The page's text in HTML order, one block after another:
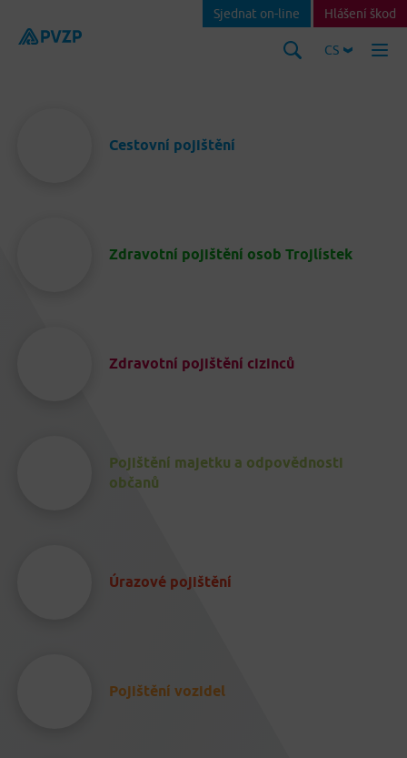
CS
Sjednat on-line Hlášení škod
Cestovní pojištění
Zdravotní pojištění osob Trojlístek
Zdravotní pojištění cizinců
Pojištění majetku a odpovědnosti
občanů
Úrazové pojištění
Pojištění vozidel